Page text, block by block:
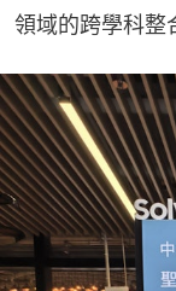
領域的跨學科整